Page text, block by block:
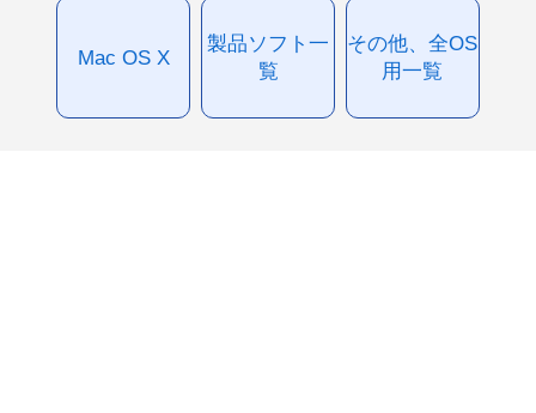
Mac OS X
製品ソフト一
覧
その他、全OS
用一覧